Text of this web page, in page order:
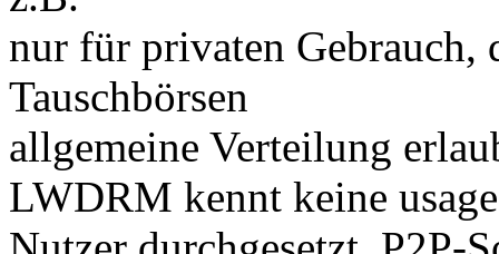
nur für privaten
Tauschbörsen
allgemeine Verteilung
LWDRM kennt keine